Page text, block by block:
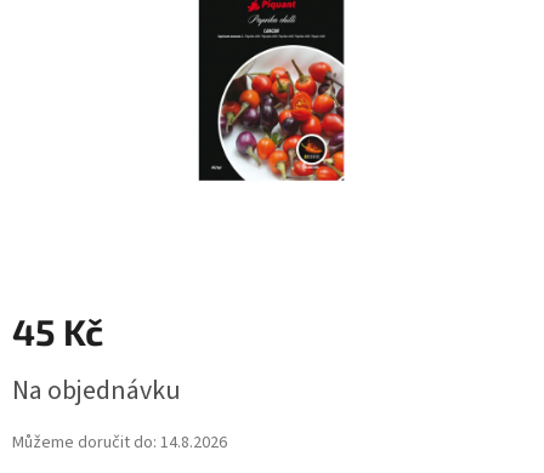
45 Kč
cena:
Na objednávku
Můžeme doručit do: 14.8.2026